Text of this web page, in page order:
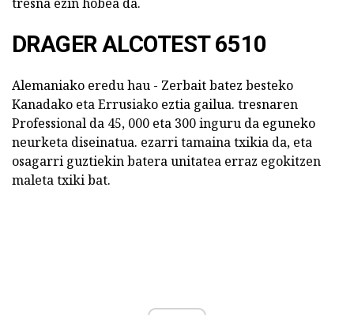
DRAGER ALCOTEST 6510
Alemaniako eredu hau - Zerbait batez besteko
Kanadako eta Errusiako eztia gailua. tresnaren
Professional da 45, 000 eta 300 inguru da eguneko
neurketa diseinatua. ezarri tamaina txikia da, eta
osagarri guztiekin batera unitatea erraz egokitzen
maleta txiki bat.